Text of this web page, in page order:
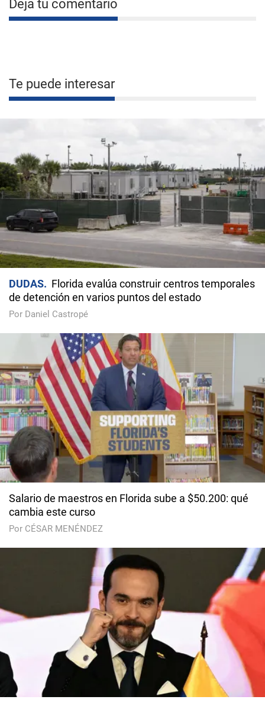
Deja tu comentario
Te puede interesar
DUDAS
Florida evalúa construir centros temporales
de detención en varios puntos del estado
Por Daniel Castropé
Salario de maestros en Florida sube a $50.200: qué
cambia este curso
Por CÉSAR MENÉNDEZ